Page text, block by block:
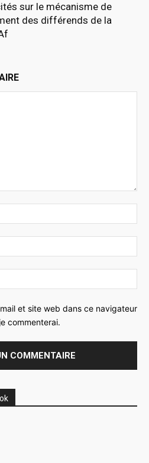
sur le mécanisme de
des différends de la
:*
:*
:
et site web dans ce navigateur
commenterai.